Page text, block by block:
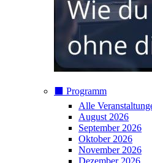
⬛️ Programm
Alle
August 2026
September 2026
Oktober 2026
November 2026
Dezember 2026